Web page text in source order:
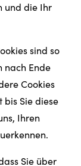
und die Ihr
sind so
nach Ende
Cookies
Sie diese
Ihren
Sie über